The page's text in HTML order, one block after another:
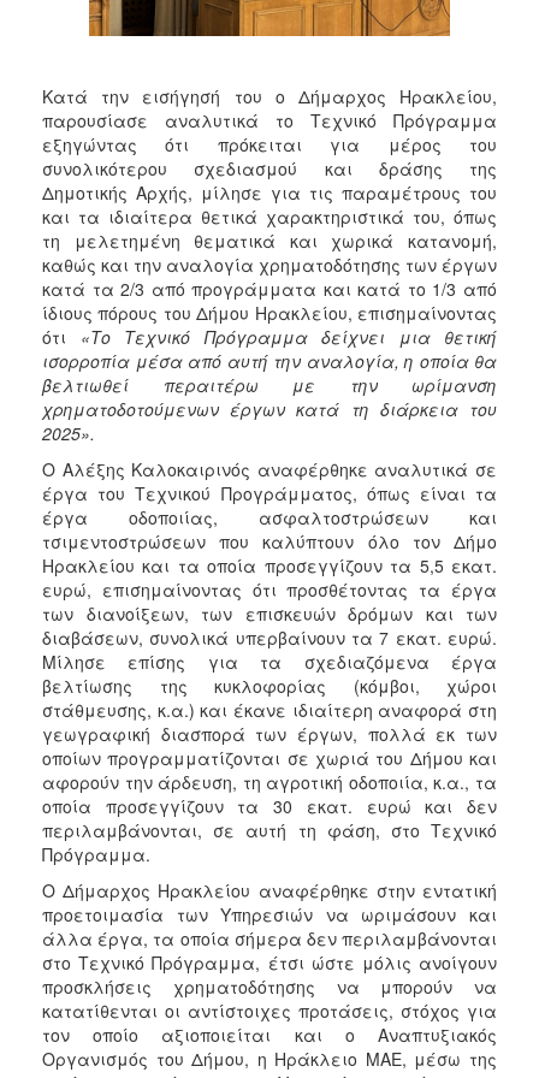
ΑΝΘΕΚΤΙΚΗ
Κατά την εισήγησή του ο Δήμαρχος Ηρακλείου,
παρουσίασε αναλυτικά το Τεχνικό Πρόγραμμα
εξηγώντας ότι πρόκειται για μέρος του
συνολικότερου σχεδιασμού και δράσης της
Δημοτικής Αρχής, μίλησε για τις παραμέτρους του
και τα ιδιαίτερα θετικά χαρακτηριστικά του, όπως
τη μελετημένη θεματικά και χωρικά κατανομή,
καθώς και την αναλογία χρηματοδότησης των έργων
κατά τα 2/3 από προγράμματα και κατά το 1/3 από
ίδιους πόρους του Δήμου Ηρακλείου, επισημαίνοντας
ότι «Το Τεχνικό Πρόγραμμα δείχνει μια θετική
ισορροπία μέσα από αυτή την αναλογία, η οποία θα
βελτιωθεί περαιτέρω με την ωρίμανση
χρηματοδοτούμενων έργων κατά τη διάρκεια του
2025».
Ο Αλέξης Καλοκαιρινός αναφέρθηκε αναλυτικά σε
έργα του Τεχνικού Προγράμματος, όπως είναι τα
έργα οδοποιίας, ασφαλτοστρώσεων και
τσιμεντοστρώσεων που καλύπτουν όλο τον Δήμο
Ηρακλείου και τα οποία προσεγγίζουν τα 5,5 εκατ.
ευρώ, επισημαίνοντας ότι προσθέτοντας τα έργα
των διανοίξεων, των επισκευών δρόμων και των
διαβάσεων, συνολικά υπερβαίνουν τα 7 εκατ. ευρώ.
Μίλησε επίσης για τα σχεδιαζόμενα έργα
βελτίωσης της κυκλοφορίας (κόμβοι, χώροι
στάθμευσης, κ.α.) και έκανε ιδιαίτερη αναφορά στη
γεωγραφική διασπορά των έργων, πολλά εκ των
οποίων προγραμματίζονται σε χωριά του Δήμου και
αφορούν την άρδευση, τη αγροτική οδοποιία, κ.α., τα
οποία προσεγγίζουν τα 30 εκατ. ευρώ και δεν
περιλαμβάνονται, σε αυτή τη φάση, στο Τεχνικό
Πρόγραμμα.
Ο Δήμαρχος Ηρακλείου αναφέρθηκε στην εντατική
προετοιμασία των Υπηρεσιών να ωριμάσουν και
άλλα έργα, τα οποία σήμερα δεν περιλαμβάνονται
στο Τεχνικό Πρόγραμμα, έτσι ώστε μόλις ανοίγουν
προσκλήσεις χρηματοδότησης να μπορούν να
κατατίθενται οι αντίστοιχες προτάσεις, στόχος για
τον οποίο αξιοποιείται και ο Αναπτυξιακός
Οργανισμός του Δήμου, η Ηράκλειο ΜΑΕ, μέσω της